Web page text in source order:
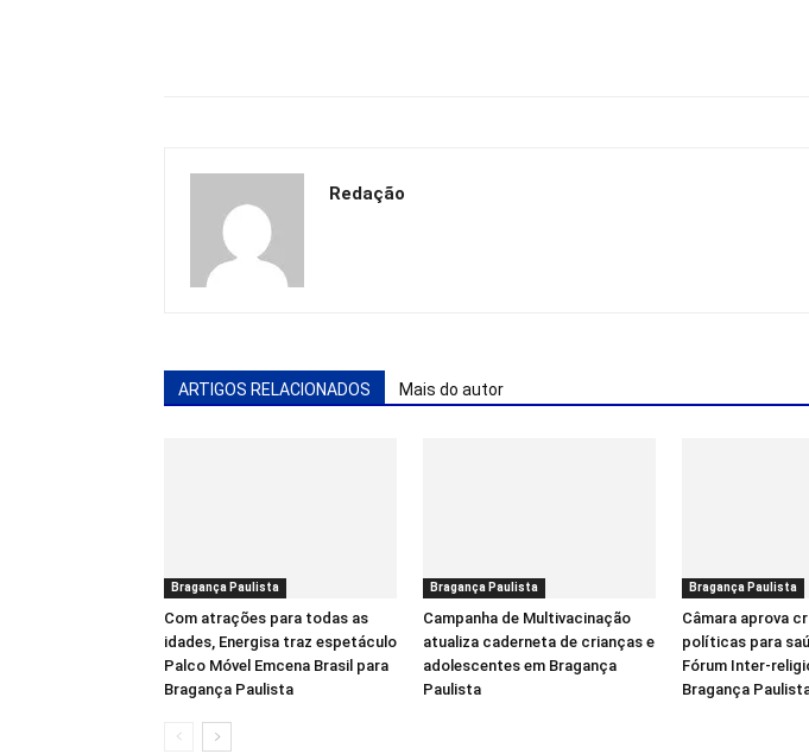
Redação
ARTIGOS RELACIONADOS Mais do autor
Bragança Paulista
Com atrações para todas as
idades, Energisa traz espetáculo
Palco Móvel Emcena Brasil para
Bragança Paulista
Bragança Paulista
Campanha de Multivacinação
atualiza caderneta de crianças e
adolescentes em Bragança
Paulista
Bragança Paulista
Câmara aprova
políticas para
Fórum Inter-
Bragança